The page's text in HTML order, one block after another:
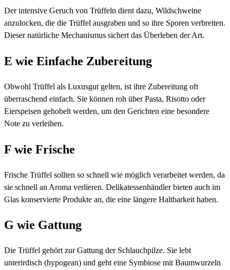
Der intensive Geruch von Trüffeln dient dazu, Wildschweine
anzulocken, die die Trüffel ausgraben und so ihre Sporen verbreiten.
Dieser natürliche Mechanismus sichert das Überleben der Art.
E wie Einfache Zubereitung
Obwohl Trüffel als Luxusgut gelten, ist ihre Zubereitung oft
überraschend einfach. Sie können roh über Pasta, Risotto oder
Eierspeisen gehobelt werden, um den Gerichten eine besondere
Note zu verleihen.
F wie Frische
Frische Trüffel sollten so schnell wie möglich verarbeitet werden, da
sie schnell an Aroma verlieren. Delikatessenhändler bieten auch im
Glas konservierte Produkte an, die eine längere Haltbarkeit haben.
G wie Gattung
Die Trüffel gehört zur Gattung der Schlauchpilze. Sie lebt
unterirdisch (hypogean) und geht eine Symbiose mit Baumwurzeln